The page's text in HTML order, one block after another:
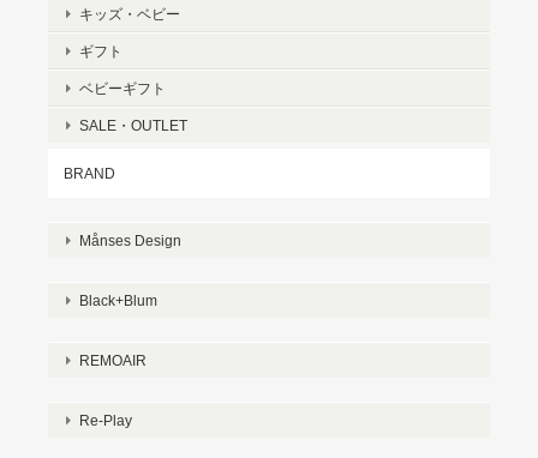
キッズ・ベビー
ギフト
ベビーギフト
SALE・OUTLET
BRAND
Månses Design
Black+Blum
REMOAIR
Re-Play